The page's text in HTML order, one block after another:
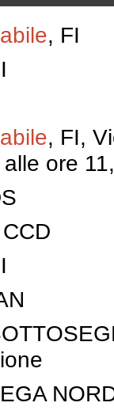
, FI
, FI,
ore